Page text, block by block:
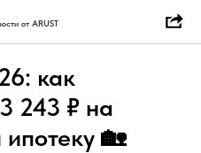
от ARUST
как
243 ₽ на
🏡